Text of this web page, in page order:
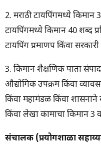
2. मराठी टायपिंगमध्ये किमान
टायपिंगमध्ये किमान 40 शब्द
टायपिंग प्रमाणपत्र किंवा
3. किमान शैक्षणिक पात्रता
औद्योगिक उपक्रम किंवा
किंवा महामंडळ किंवा
किंवा लेखा कामाचा किमान 3
संचालक (प्रयोगशाळा